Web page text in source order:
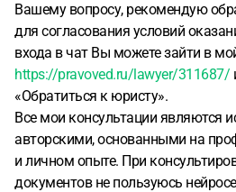
Вашему вопросу, рекомендую
для согласования условий
входа в чат Вы можете зайти в
https://pravoved.ru/lawyer/311687/
«Обратиться к юристу».
Все мои консультации являются
авторскими, основанными на
и личном опыте. При
документов не пользуюсь